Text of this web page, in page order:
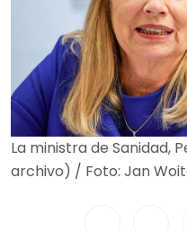
La ministra de Sanidad,
archivo) / Foto: Jan